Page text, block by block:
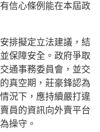
信心條例能在本屆政
排擬定立法建議，結
保障安全。政府爭取
通事務委員會，並交
真空期，莊豪鋒認為
況下，應持續嚴打違
員的資訊向外賣平台
操守。